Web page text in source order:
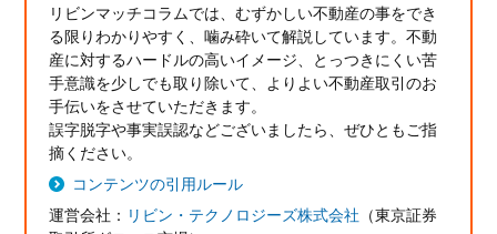
リビンマッチコラムでは、むずかしい不動産の事をでき
る限りわかりやすく、噛み砕いて解説しています。不動
産に対するハードルの高いイメージ、とっつきにくい苦
手意識を少しでも取り除いて、よりよい不動産取引のお
手伝いをさせていただきます。
誤字脱字や事実誤認などございましたら、ぜひともご指
摘ください。
コンテンツの引用ルール
運営会社： リビン・テクノロジーズ株式会社 （東京証券